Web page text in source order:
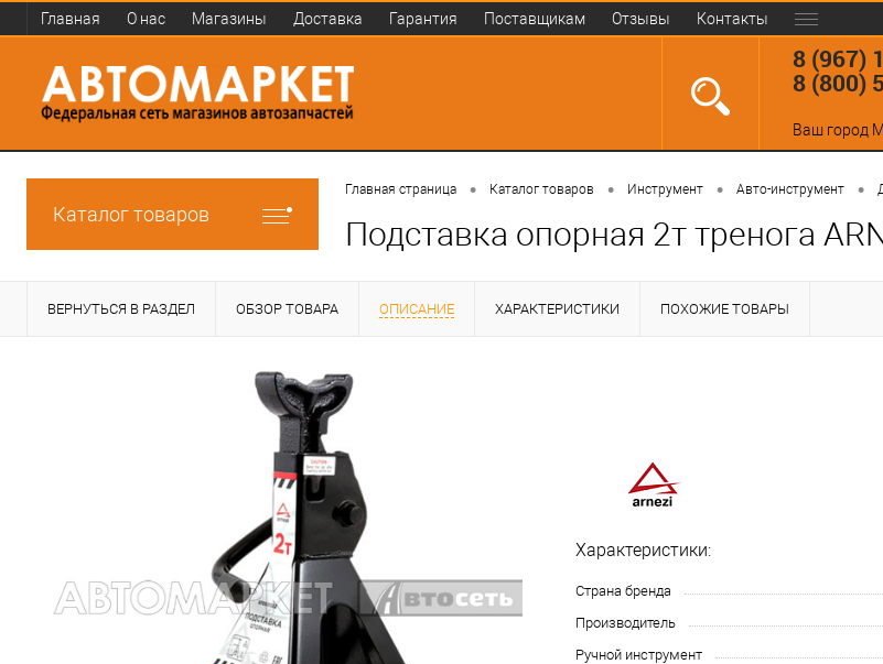
Главная О нас Магазины Доставка Гарантия Поставщикам Отзывы Контакты
8 (967)
8 (800)
Ваш город
Каталог товаров
Главная страница • Каталог товаров • Инструмент • Авто-инструмент •
Подставка опорная 2т тренога
ВЕРНУТЬСЯ В РАЗДЕЛ ОБЗОР ТОВАРА ОПИСАНИЕ ХАРАКТЕРИСТИКИ ПОХОЖИЕ ТОВАРЫ
Характеристики:
Страна бренда
Производитель
Ручной инструмент